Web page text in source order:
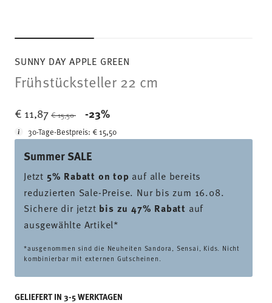
SUNNY DAY APPLE GREEN
Frühstücksteller 22 cm
€ 11,87 Price reduced from
€ 15,50 -23%
30-Tage-Bestpreis:€ 15,50
Summer SALE
Jetzt 5% Rabatt on top auf alle bereits
reduzierten Sale-Preise. Nur bis zum 16.08.
Sichere dir jetzt bis zu 47% Rabatt auf
ausgewählte Artikel*
*ausgenommen sind die Neuheiten Sandora, Sensai, Kids. Nicht
kombinierbar mit externen Gutscheinen.
GELIEFERT IN 3-5 WERKTAGEN